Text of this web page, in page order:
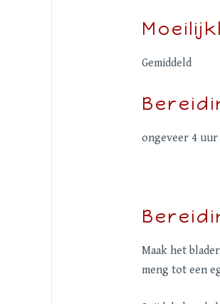
Gemiddeld
ongeveer 4 uur
Maak het
meng tot een